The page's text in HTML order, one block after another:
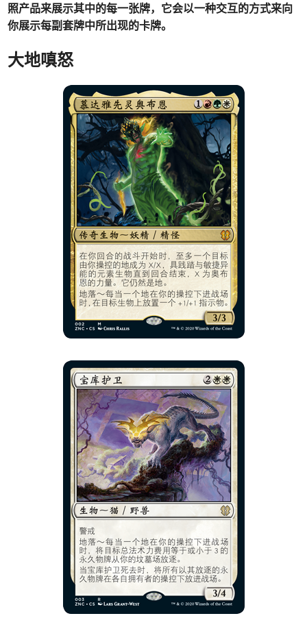
照产品来展示其中的每一张牌，它会以一种交互的方式来向
你展示每副套牌中所出现的卡牌。
大地嗔怒